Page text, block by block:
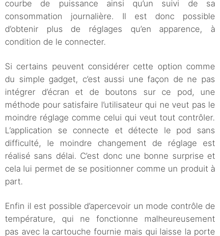
courbe de puissance ainsi qu’un suivi de sa
consommation journalière. Il est donc possible
d’obtenir plus de réglages qu’en apparence, à
condition de le connecter.
Si certains peuvent considérer cette option comme
du simple gadget, c’est aussi une façon de ne pas
intégrer d’écran et de boutons sur ce pod, une
méthode pour satisfaire l’utilisateur qui ne veut pas le
moindre réglage comme celui qui veut tout contrôler.
L’application se connecte et détecte le pod sans
difficulté, le moindre changement de réglage est
réalisé sans délai. C’est donc une bonne surprise et
cela lui permet de se positionner comme un produit à
part.
Enfin il est possible d’apercevoir un mode contrôle de
température, qui ne fonctionne malheureusement
pas avec la cartouche fournie mais qui laisse la porte